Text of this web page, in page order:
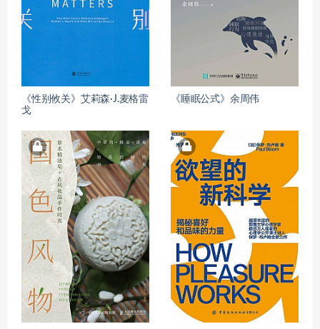
《性别攸关》艾莉森·J.麦格雷
戈
《睡眠公式》余周伟